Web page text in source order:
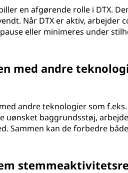
en afgørende rolle i DTX.
Når DTX er aktiv, arbejder
eller minimeres under
med andre
andre teknologier som
baggrundsstøj,
Sammen kan de forbedre